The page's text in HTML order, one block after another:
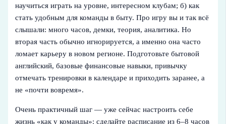
научиться играть на уровне, интересном клубам; б) как
стать удобным для команды в быту. Про игру вы и так всё
слышали: много часов, демки, теория, аналитика. Но
вторая часть обычно игнорируется, а именно она часто
ломает карьеру в новом регионе. Подготовьте бытовой
английский, базовые финансовые навыки, привычку
отмечать тренировки в календаре и приходить заранее, а
не «почти вовремя».
Очень практичный шаг — уже сейчас настроить себе
жизнь «как у команды»: сделайте расписание из 6–8 часов